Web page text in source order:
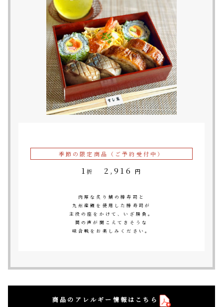
季節の限定商品（ご予約受付中）
1折 2,916 円
肉厚な炙り鯖の棒寿司と
九州産鰻を使用した棒寿司が
主役の座をかけて、いざ勝負。
鬨の声が聞こえてきそうな
味合戦をお楽しみください。
商品のアレルギー情報はこちら